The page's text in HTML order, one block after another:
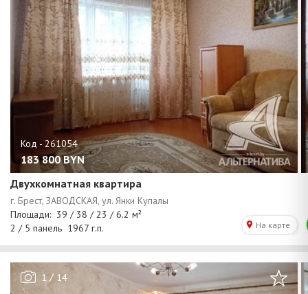
183 800 BYN
Двухкомнатная квартира
1 / 14